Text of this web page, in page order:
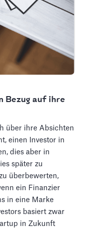
Bezug auf ihre
über ihre Absichten
einen Investor in
dies aber in
später zu
überbewerten,
ein Finanzier
in eine Marke
basiert zwar
in Zukunft